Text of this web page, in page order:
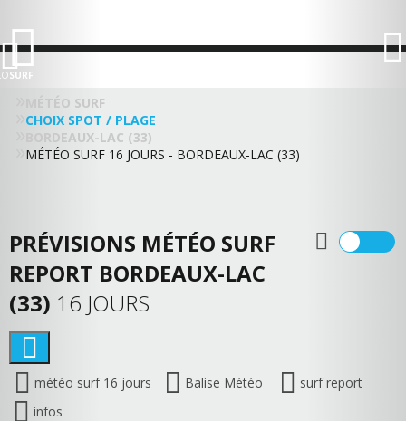
SURF
MÉTÉO SURF
CHOIX SPOT / PLAGE
BORDEAUX-LAC (33)
MÉTÉO SURF 16 JOURS - BORDEAUX-LAC (33)
PRÉVISIONS MÉTÉO SURF
REPORT BORDEAUX-LAC
(33) 16 JOURS
météo surf 16 jours Balise Météo
surf report
infos